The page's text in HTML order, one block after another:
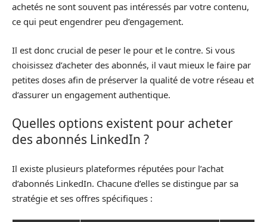
achetés ne sont souvent pas intéressés par votre contenu,
ce qui peut engendrer peu d’engagement.
Il est donc crucial de peser le pour et le contre. Si vous
choisissez d’acheter des abonnés, il vaut mieux le faire par
petites doses afin de préserver la qualité de votre réseau et
d’assurer un engagement authentique.
Quelles options existent pour acheter
des abonnés LinkedIn ?
Il existe plusieurs plateformes réputées pour l’achat
d’abonnés LinkedIn. Chacune d’elles se distingue par sa
stratégie et ses offres spécifiques :